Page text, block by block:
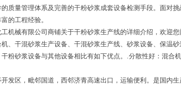
质量管理体系及完善的干粉砂浆成套设备检测手段。面对
的工程经验。
机械有限公司商铺关于干粉砂浆生产线的详细介绍，欢迎
、干混砂浆生产设备、干混砂浆生产线、砂浆设备、保温
粉砂浆设备与其他设备相比有如下优点。.分散性好：混合
发区，毗邻国道，西邻济青高速出口，运输便利。是国内